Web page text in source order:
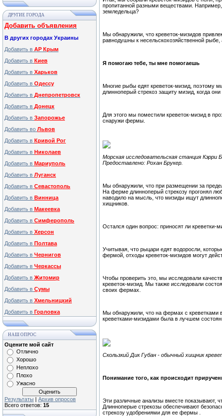
ДРУГИЕ ГОРОДА
Добавить объявления
В других городах Украины
Добавить в АР Крым
Добавить в Киев
Добавить в Харьков
Добавить в Одессу
Добавить в Днепропетровск
Добавить в Донецк
Добавить в Запорожье
Добавить во Львов
Добавить в Кривой Рог
Добавить в Николаев
Добавить в Мариуполь
Добавить в Луганск
Добавить в Севастополь
Добавить в Винница
Добавить в Макеевка
Добавить в Симферополь
Добавить в Херсон
Добавить в Полтава
Добавить в Чернигов
Добавить в Черкассы
Добавить в Житомир
Добавить в Сумы
Добавить в Хмельницкий
Добавить в Горловка
НАШ ОПРОС
Оцените мой сайт
Отлично
Хорошо
Неплохо
Плохо
Ужасно
Результаты | Архив опросов
Всего ответов: 15
пропитанной разными веществами.
земледельца?
Мы обнаружили, что креветок-мизидов
равнодушны к несельскохозяйственной
Я помогаю тебе, ты мне помогаешь
Многие рыбы едят креветок-мизид, поэтому
длинноперый стрекоз защиту мизид, когда
Для этого мы поместили креветок-мизид в
снаружи фермы.
Морская исследовательская станция
Предоставлено: Рохан Брукер.
Мы обнаружили, что при размещении за
На ферме длинноперый стрекозу прогонял
наводило на мысль, что мизиды ищут
хищников.
Остался один вопрос: приносят ли креветки-
Учитывая, что рыцари едят водоросли,
фермой, отходы креветок-мизидов могут
Чтобы проверить это, мы исследовали
креветок-мизид. Мы также исследовали
своих фермах.
Мы обнаружили, что на фермах с креветками
креветками-мизидами была в лучшем
Скользкий Дик Губан - обычный хищник
Понимание того, как происходит
Эти различные анализы вместе показывают,
Длинноперые стрекозы обеспечивают
стрекозу удобрениями для ее фермы .